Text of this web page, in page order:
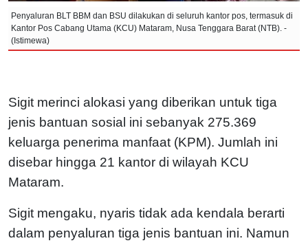
Penyaluran BLT BBM dan BSU dilakukan di seluruh kantor pos, termasuk di
Kantor Pos Cabang Utama (KCU) Mataram, Nusa Tenggara Barat (NTB). -
(Istimewa)
Sigit merinci alokasi yang diberikan untuk tiga
jenis bantuan sosial ini sebanyak 275.369
keluarga penerima manfaat (KPM). Jumlah ini
disebar hingga 21 kantor di wilayah KCU
Mataram.
Sigit mengaku, nyaris tidak ada kendala berarti
dalam penyaluran tiga jenis bantuan ini. Namun